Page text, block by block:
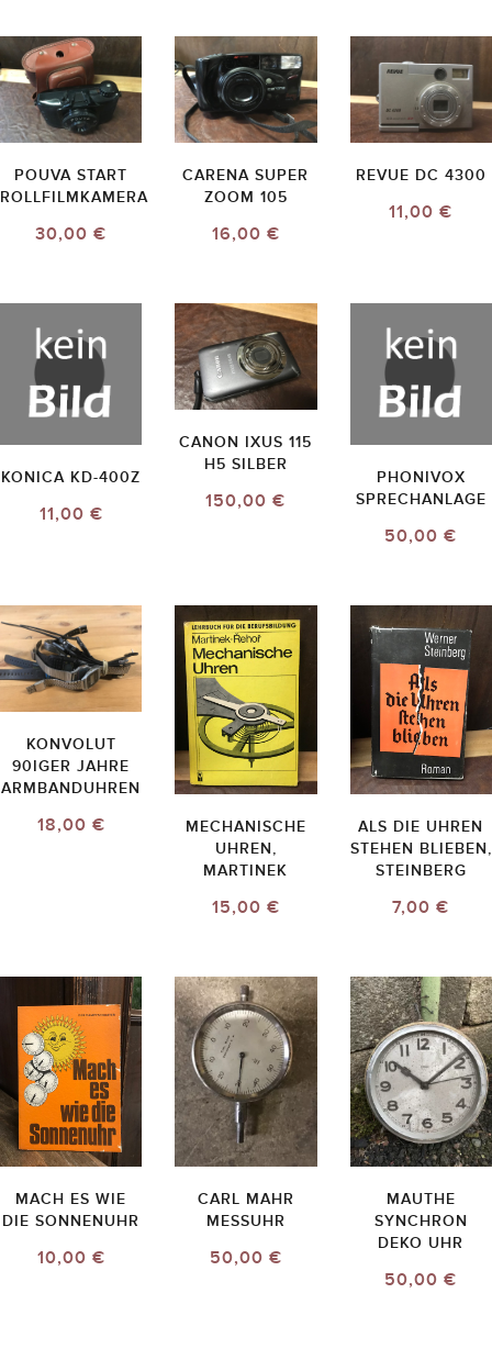
POUVA START
ROLLFILMKAMERA
30,00 €
CARENA SUPER
ZOOM 105
16,00 €
REVUE DC 4300
11,00 €
KONICA KD-400Z
11,00 €
CANON IXUS 115
H5 SILBER
150,00 €
PHONIVOX
SPRECHANLAGE
50,00 €
KONVOLUT
90IGER JAHRE
ARMBANDUHREN
18,00 €
MECHANISCHE
UHREN,
MARTINEK
15,00 €
ALS DIE UHREN
STEHEN BLIEBEN,
STEINBERG
7,00 €
MACH ES WIE
DIE SONNENUHR
10,00 €
CARL MAHR
MESSUHR
50,00 €
MAUTHE
SYNCHRON
DEKO UHR
50,00 €